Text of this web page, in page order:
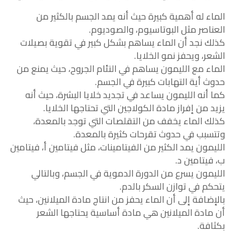
الماء له أهمية كبيرة حيث أنه يمد الجسم بالكثير من
العناصر مثل البوتاسيوم، والصوديوم.
كذلك نجد أن الماء يساهم بشكل كبير في تقوية بصيلات
الشعر، ويحفز نمو الخلايا.
الماء مع الليمون يساهم في التئام الجروح، حيث يمنع من
حدوث أية التهابات كبيرة في الجسم.
كما أنه الليمون يساعد في تجديد خلايا البشرة، حيث أنه
يزيد من إفراز مادة الكولاجين التي تحتاجها الخلايا.
كذلك الماء يخفف من التقلصات التي توجد بالمعدة،
وتتسبب في حدوث تقرحات كثيرة بالمعدة.
الليمون يمد الكثير من الفيتامينات، مثل فيتامين أ، فيتامين
ب، فيتامين د.
الليمون يسرع من الدورة الدموية في الجسم، وبالتالي
يتحكم في توازن السكر بالدم.
بالإضافة إلى أن الماء يحفز من انتاج مادة الميلانين، حيث
أن مادة الميلانين هي مادة أساسية يحتاجها الشعر
بكثافة.